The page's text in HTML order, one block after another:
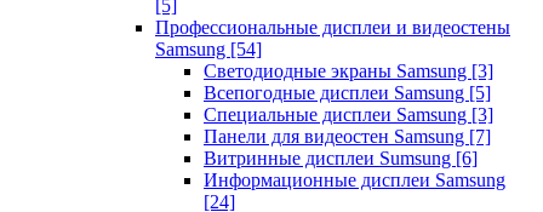
[5]
Профессиональные дисплеи и видеостены
Samsung [54]
Светодиодные экраны Samsung [3]
Всепогодные дисплеи Samsung [5]
Специальные дисплеи Samsung [3]
Панели для видеостен Samsung [7]
Витринные дисплеи Sumsung [6]
Информационные дисплеи Samsung
[24]